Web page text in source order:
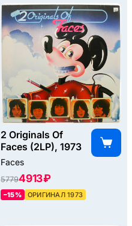
2 Originals Of
Faces (2LP), 1973
Faces
57794913 ₽
–15% ОРИГИНАЛ 1973